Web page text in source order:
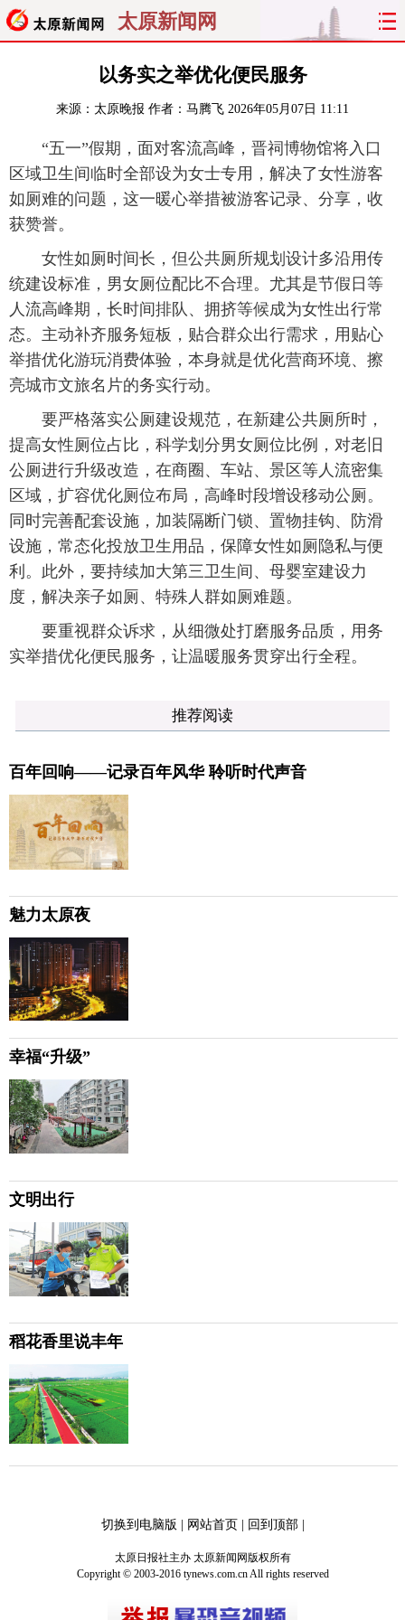
太原新闻网
聚焦 太原
经济 关注 文明 出行
纵横 曝光 综合 专题
旅游 理财 政务 教育
看天下 晋月读 最太原 网罗民生
太原日报 太原晚报 社区
以务实之举优化便民服务
来源： 太原晚报 作者：马腾飞 2026年05月07日 11:11
“五一”假期，面对客流高峰，晋祠博物馆将入口
区域卫生间临时全部设为女士专用，解决了女性游客
如厕难的问题，这一暖心举措被游客记录、分享，收
获赞誉。
女性如厕时间长，但公共厕所规划设计多沿用传
统建设标准，男女厕位配比不合理。尤其是节假日等
人流高峰期，长时间排队、拥挤等候成为女性出行常
态。主动补齐服务短板，贴合群众出行需求，用贴心
举措优化游玩消费体验，本身就是优化营商环境、擦
亮城市文旅名片的务实行动。
要严格落实公厕建设规范，在新建公共厕所时，
提高女性厕位占比，科学划分男女厕位比例，对老旧
公厕进行升级改造，在商圈、车站、景区等人流密集
区域，扩容优化厕位布局，高峰时段增设移动公厕。
同时完善配套设施，加装隔断门锁、置物挂钩、防滑
设施，常态化投放卫生用品，保障女性如厕隐私与便
利。此外，要持续加大第三卫生间、母婴室建设力
度，解决亲子如厕、特殊人群如厕难题。
要重视群众诉求，从细微处打磨服务品质，用务
实举措优化便民服务，让温暖服务贯穿出行全程。
推荐阅读
百年回响——记录百年风华 聆听时代声音
魅力太原夜
幸福“升级”
文明出行
稻花香里说丰年
切换到电脑版 | 网站首页| 回到顶部|
太原日报社主办 太原新闻网版权所有
Copyright © 2003-2016 tynews.com.cn All rights reserved